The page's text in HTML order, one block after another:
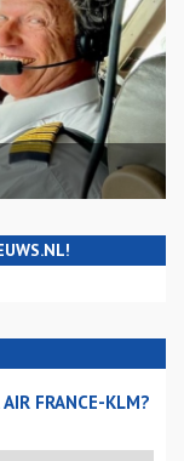
FRANCE-KLM?